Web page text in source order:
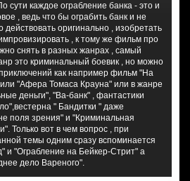
сути каждое ограбление банка - это и
, ведь что бы ограбить банк и не
действовать оригинально , изобретать
, к тому же фильм про
снять в разных жанрах , самый
это криминальный боевик , но можно
как например фильм "На
"Афера Томаса Крауна" или в жанре
деньги", "Ва-банк" , фантастики
" Бандитки " даже
поля зрения" и "Криминальная
Только вот в чем вопрос , при
темы одним сразу вспоминается
и "Ограбление на Бейкер-Стрит" а
дело Вареного".